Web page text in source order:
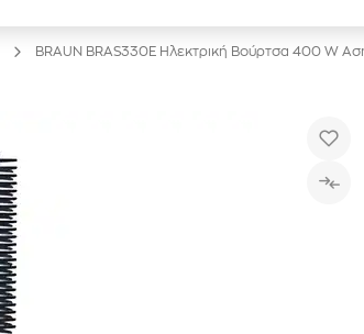
BRAUN BRAS330E Ηλεκτρική Βούρτσα 400 W